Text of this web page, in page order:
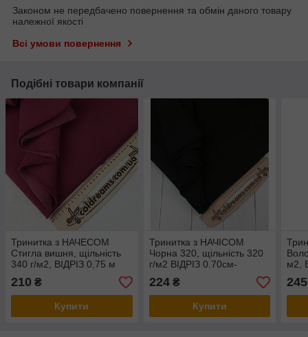
Законом не передбачено повернення та обмін даного товару
належної якості
Всі умови повернення
Подібні товари компанії
Тринитка з НАЧЕСОМ
Стигла вишня, щільність
340 г/м2, ВІДРІЗ 0,75 м
210 ₴
Купити
Тринитка з НАЧІСОМ
Чорна 320, щільність 320
г/м2 ВІДРІЗ 0.70см-
Забруднення від крайки
224₴
Купити
м2,
245